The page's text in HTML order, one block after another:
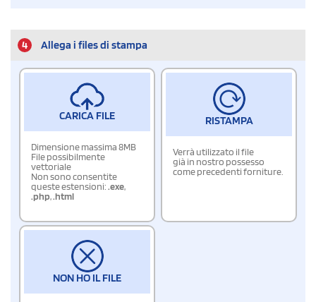
4 Allega i files di stampa
CARICA FILE
Dimensione massima 8MB
File possibilmente
vettoriale
Non sono consentite
queste estensioni:.exe,
.php,.html
RISTAMPA
Verrà utilizzato il file
già in nostro possesso
come precedenti forniture.
NON HO IL FILE